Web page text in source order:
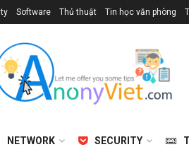
Software Thủ thuật Tin học văn phòng
NETWORK SECURITY